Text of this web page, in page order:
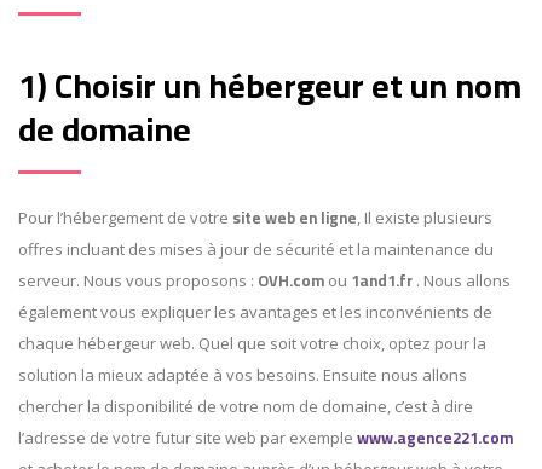
1) Choisir un hébergeur et un nom
de domaine
Pour l’hébergement de votre site web en ligne, Il existe plusieurs
offres incluant des mises à jour de sécurité et la maintenance du
serveur. Nous vous proposons : OVH.com ou 1and1.fr . Nous allons
également vous expliquer les avantages et les inconvénients de
chaque hébergeur web. Quel que soit votre choix, optez pour la
solution la mieux adaptée à vos besoins. Ensuite nous allons
chercher la disponibilité de votre nom de domaine, c’est à dire
l’adresse de votre futur site web par exemple www.agence221.com